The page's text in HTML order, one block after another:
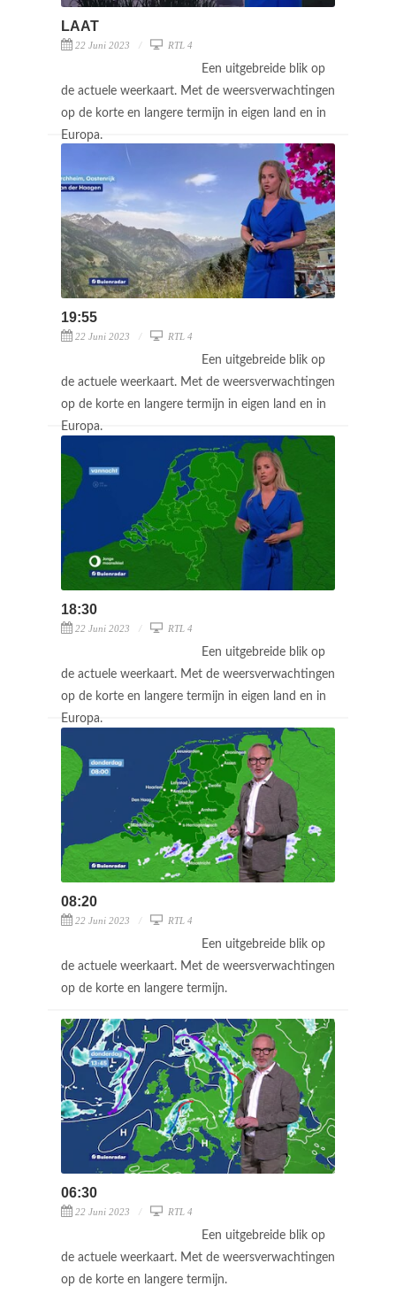
LAAT
22 Juni 2023 RTL 4
Een uitgebreide blik op
de actuele weerkaart. Met de weersverwachtingen
op de korte en langere termijn in eigen land en in
Europa.
19:55
22 Juni 2023 RTL 4
Een uitgebreide blik op
de actuele weerkaart. Met de weersverwachtingen
op de korte en langere termijn in eigen land en in
Europa.
18:30
22 Juni 2023 RTL 4
Een uitgebreide blik op
de actuele weerkaart. Met de weersverwachtingen
op de korte en langere termijn in eigen land en in
Europa.
08:20
22 Juni 2023 RTL 4
Een uitgebreide blik op
de actuele weerkaart. Met de weersverwachtingen
op de korte en langere termijn.
06:30
22 Juni 2023 RTL 4
Een uitgebreide blik op
de actuele weerkaart. Met de weersverwachtingen
op de korte en langere termijn.